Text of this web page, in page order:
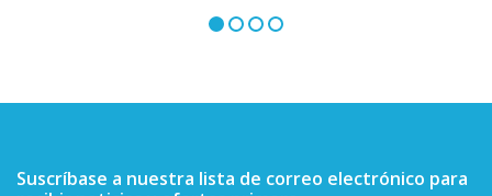
Suscríbase a nuestra lista de correo electrónico para